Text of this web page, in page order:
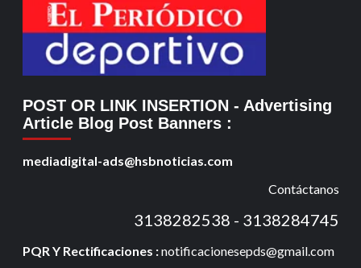
POST OR LINK INSERTION - Advertising
Article Blog Post Banners :
mediadigital-ads@hsbnoticias.com
Contáctanos
3138282538 - 3138284745
PQR Y Rectificaciones :notificacionesepds@gmail.com